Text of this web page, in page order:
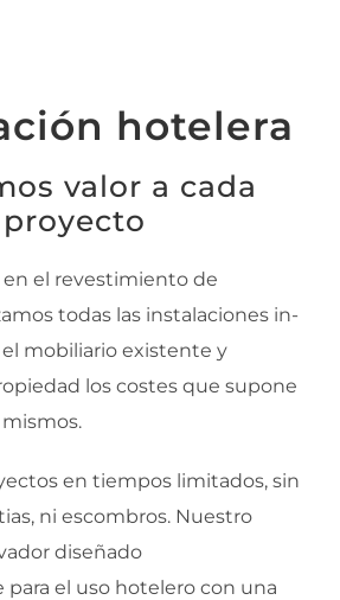
hotelera
valor a cada
proyecto
el revestimiento de
todas las instalaciones in-
mobiliario existente y
los costes que supone
en tiempos limitados, sin
ni escombros. Nuestro
diseñado
el uso hotelero con una